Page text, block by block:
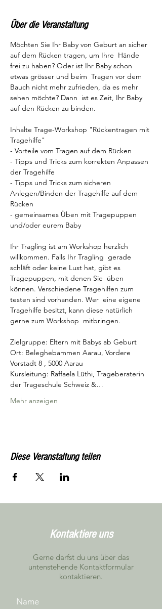
Über die Veranstaltung
Möchten Sie Ihr Baby von Geburt an sicher
auf dem Rücken tragen, um Ihre  Hände
frei zu haben? Oder ist Ihr Baby schon
etwas grösser und beim  Tragen vor dem
Bauch nicht mehr zufrieden, da es mehr
sehen möchte? Dann  ist es Zeit, Ihr Baby
auf den Rücken zu binden.
Inhalte Trage-Workshop "Rückentragen mit
Tragehilfe"
- Vorteile vom Tragen auf dem Rücken
- Tipps und Tricks zum korrekten Anpassen
der Tragehilfe
- Tipps und Tricks zum sicheren
Anlegen/Binden der Tragehilfe auf dem
Rücken
- gemeinsames Üben mit Tragepuppen
und/oder eurem Baby
Ihr Tragling ist am Workshop herzlich
willkommen. Falls Ihr Tragling  gerade
schläft oder keine Lust hat, gibt es
Tragepuppen, mit denen Sie  üben
können. Verschiedene Tragehilfen zum
testen sind vorhanden. Wer  eine eigene
Tragehilfe besitzt, kann diese natürlich
gerne zum Workshop  mitbringen.
Zielgruppe: Eltern mit Babys ab Geburt
Ort: Beleghebammen Aarau, Vordere
Vorstadt 8 , 5000 Aarau
Kursleitung: Raffaela Lüthi, Trageberaterin
der Trageschule Schweiz &…
Mehr anzeigen
Diese Veranstaltung teilen
Kontaktiere uns
Gerne darfst du uns über das
untenstehende Kontaktformular
kontaktieren.